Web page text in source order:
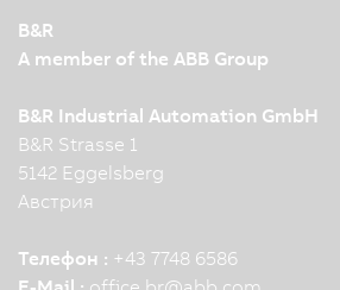
B&R
A member of the ABB Group
B&R Industrial Automation GmbH
B&R Strasse 1
5142 Eggelsberg
Австрия
Телефон : +43 7748 6586